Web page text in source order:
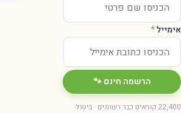
*
הרשמה חינם 🐾
22,400 קוראים כבר רשומים · ביטול